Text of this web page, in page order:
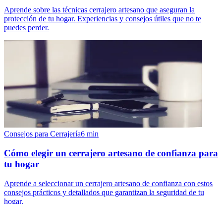
Aprende sobre las técnicas cerrajero artesano que aseguran la
protección de tu hogar. Experiencias y consejos útiles que no te
puedes perder.
Consejos para Cerrajería6 min
Cómo elegir un cerrajero artesano de confianza para
tu hogar
Aprende a seleccionar un cerrajero artesano de confianza con estos
consejos prácticos y detallados que garantizan la seguridad de tu
hogar.